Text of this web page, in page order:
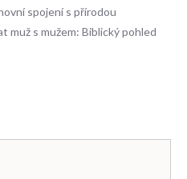
spojení s přírodou
muž s mužem: Biblický pohled